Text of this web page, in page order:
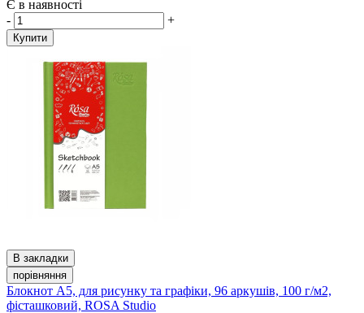
Є в наявності
-
+
Купити
В закладки
порівняння
Блокнот А5, для рисунку та графіки, 96 аркушів, 100 г/м2,
фісташковий, ROSA Studio